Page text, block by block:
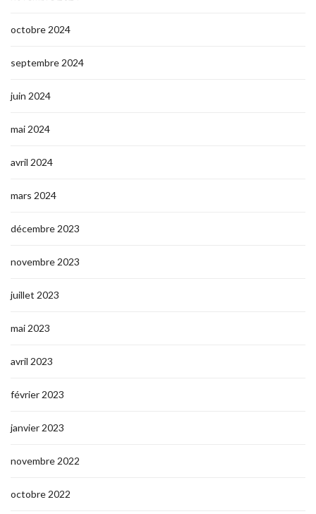
octobre 2024
septembre 2024
juin 2024
mai 2024
avril 2024
mars 2024
décembre 2023
novembre 2023
juillet 2023
mai 2023
avril 2023
février 2023
janvier 2023
novembre 2022
octobre 2022